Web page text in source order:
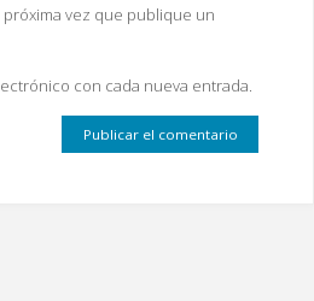
próxima vez que publique un
con cada nueva entrada.